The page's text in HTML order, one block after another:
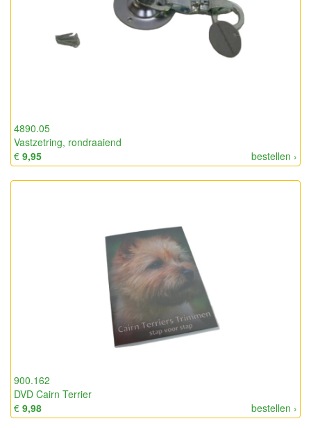
4890.05
Vastzetring, rondraaiend
bestellen ›
€ 9,95
900.162
DVD Cairn Terrier
bestellen ›
€ 9,98